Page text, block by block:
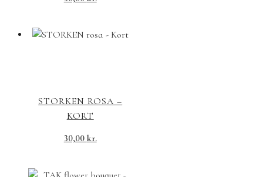
STORKEN ROSA –
KORT
30,00 kr.